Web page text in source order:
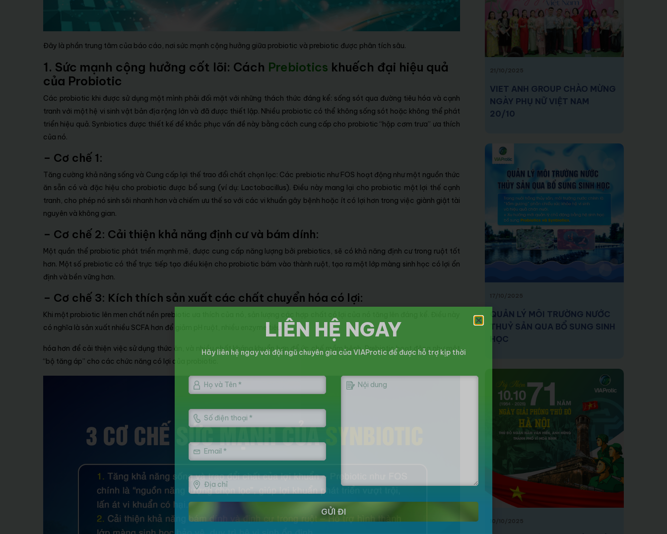
Đây là phần trung tâm của báo cáo, nơi sức mạnh cộng hưởng giữa probiotic và prebiotic được phân tích sâu.
1. Sức mạnh cộng hưởng cốt lõi: Cách Prebiotics khuếch đại hiệu quả
của Probiotic
Các probiotic khi được sử dụng một mình phải đối mặt với những thách thức đáng kể: sống sót qua đường tiêu hóa và cạnh
tranh với một hệ vi sinh vật bản địa rộng lớn và đã được thiết lập. Nhiều probiotic có thể không sống sót hoặc không thể phát
triển hiệu quả. Synbiotics được thiết kế để khắc phục vấn đề này bằng cách cung cấp cho probiotic “hộp cơm trưa” ưa thích
của nó.
– Cơ chế 1:
Tăng cường khả năng sống và Cung cấp lợi thế trao đổi chất chọn lọc: Các prebiotic như FOS hoạt động như một nguồn thức
ăn sẵn có và đặc hiệu cho probiotic được bổ sung (ví dụ: Lactobacillus). Điều này mang lại cho probiotic một lợi thế cạnh
tranh, cho phép nó sinh sôi nhanh hơn và chiếm ưu thế so với các vi khuẩn gây bệnh hoặc ít có lợi hơn trong việc giành giật tài
nguyên và không gian.
– Cơ chế 2: Cải thiện khả năng định cư và bám dính:
Một quần thể probiotic phát triển mạnh mẽ, được cung cấp năng lượng bởi prebiotics, sẽ có khả năng định cư trong ruột tốt
hơn. Một số prebiotic có thể trực tiếp tạo điều kiện cho probiotic bám vào thành ruột, tạo ra một lớp màng sinh học có lợi ổn
định và bền vững hơn.
– Cơ chế 3: Kích thích sản xuất các chất chuyển hóa có lợi:
Khi một probiotic lên men chất nền prebiotic ưa thích của nó, sản lượng các hợp chất có lợi của nó tăng lên đáng kể. Điều này
có nghĩa là sản xuất nhiều SCFA hơn để giảm pH ruột, nhiều enzyme tiêu
hóa hơn để cải thiện việc sử dụng thức ăn, và nhiều chất kháng khuẩn hơn để ức chế mầm bệnh. Prebiotic hoạt động như một
“bộ tăng áp” cho các chức năng có lợi của probiotic.
21/10/2025
VIET ANH GROUP CHÀO MỪNG
NGÀY PHỤ NỮ VIỆT NAM
20/10
17/10/2025
QUẢN LÝ MÔI TRƯỜNG NƯỚC
THUỶ SẢN QUA BỔ SUNG SINH
HỌC
10/10/2025
LIÊN HỆ NGAY
Hãy liên hệ ngay với đội ngũ chuyên gia của VIAProtic để được hỗ trợ kịp thời
GỬI ĐI